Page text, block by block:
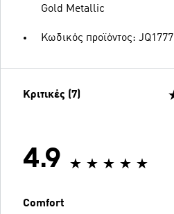
Gold Metallic
Κωδικός προϊόντος: JQ1777
Κριτικές (7)
4.9
Comfort